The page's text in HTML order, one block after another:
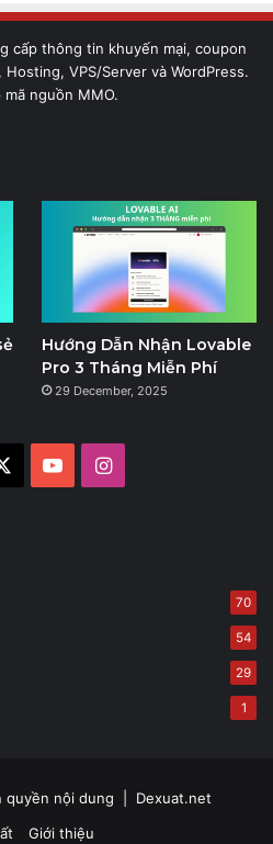
cấp thông tin khuyến mại, coupon
VPS/Server và WordPress.
mã nguồn MMO.
Hướng Dẫn Nhận Lovable
Pro 3 Tháng Miễn Phí
29 December, 2025
YouTubeInstagram
70
54
29
1
quyền nội dung | Dexuat.net
Giới thiệu